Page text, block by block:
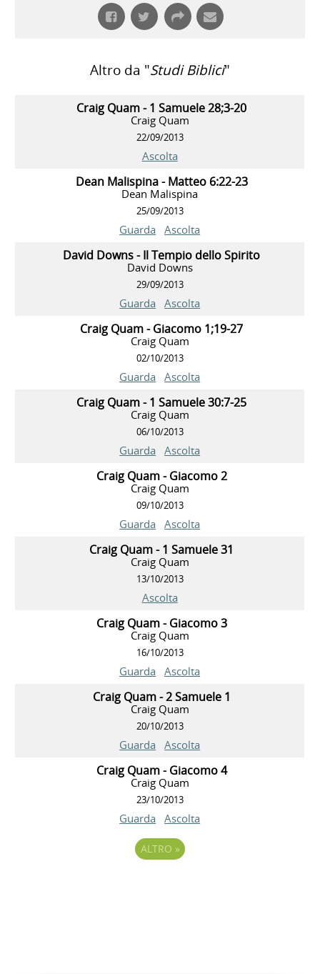
Altro da "Studi Biblici"
Craig Quam - 1 Samuele 28;3-20
Craig Quam
22/09/2013
Ascolta
Dean Malispina - Matteo 6:22-23
Dean Malispina
25/09/2013
Guarda Ascolta
David Downs - Il Tempio dello Spirito
David Downs
29/09/2013
Guarda Ascolta
Craig Quam - Giacomo 1;19-27
Craig Quam
02/10/2013
Guarda Ascolta
Craig Quam - 1 Samuele 30:7-25
Craig Quam
06/10/2013
Guarda Ascolta
Craig Quam - Giacomo 2
Craig Quam
09/10/2013
Guarda Ascolta
Craig Quam - 1 Samuele 31
Craig Quam
13/10/2013
Ascolta
Craig Quam - Giacomo 3
Craig Quam
16/10/2013
Guarda Ascolta
Craig Quam - 2 Samuele 1
Craig Quam
20/10/2013
Guarda Ascolta
Craig Quam - Giacomo 4
Craig Quam
23/10/2013
Guarda Ascolta
ALTRO »